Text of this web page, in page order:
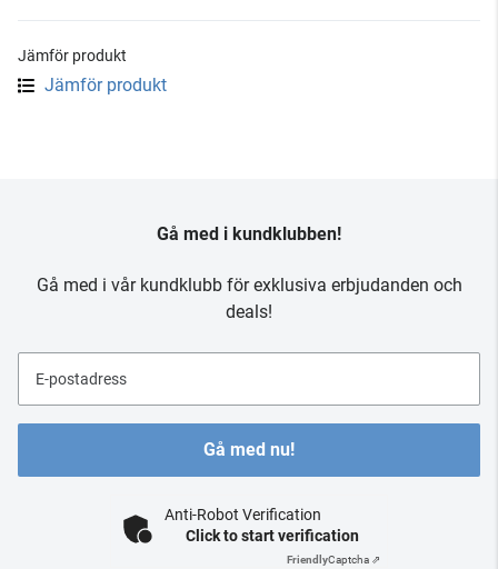
Jämför produkt
Jämför produkt
Gå med i kundklubben!
Gå med i vår kundklubb för exklusiva erbjudanden och
deals!
E-postadress
Gå med nu!
Anti-Robot Verification
Click to start verification
FriendlyCaptcha ⇗